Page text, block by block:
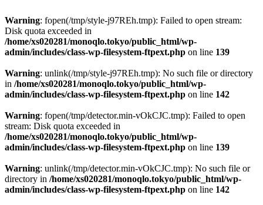
Warning: fopen(/tmp/style-j97REh.tmp): Failed to open stream:
Disk quota exceeded in
/home/xs020281/monoqlo.tokyo/public_html/wp-
admin/includes/class-wp-filesystem-ftpext.php on line 139
Warning: unlink(/tmp/style-j97REh.tmp): No such file or directory
in /home/xs020281/monoqlo.tokyo/public_html/wp-
admin/includes/class-wp-filesystem-ftpext.php on line 142
Warning: fopen(/tmp/detector.min-vOkCJC.tmp): Failed to open
stream: Disk quota exceeded in
/home/xs020281/monoqlo.tokyo/public_html/wp-
admin/includes/class-wp-filesystem-ftpext.php on line 139
Warning: unlink(/tmp/detector.min-vOkCJC.tmp): No such file or
directory in /home/xs020281/monoqlo.tokyo/public_html/wp-
admin/includes/class-wp-filesystem-ftpext.php on line 142